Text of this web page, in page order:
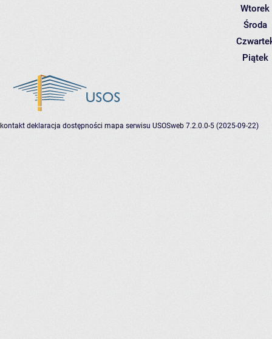
Wtorek
Środa
Piątek
kontakt deklaracja dostępności mapa serwisu USOSweb 7.2.0.0-5 (2025-09-22)